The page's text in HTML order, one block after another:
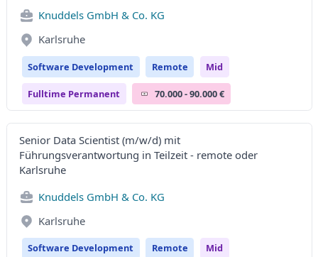
Knuddels GmbH & Co. KG
Karlsruhe
Software Development Remote Mid
Fulltime Permanent 70.000 - 90.000 €
Senior Data Scientist (m/w/d) mit
Führungsverantwortung in Teilzeit - remote oder
Karlsruhe
Knuddels GmbH & Co. KG
Karlsruhe
Software Development Remote Mid